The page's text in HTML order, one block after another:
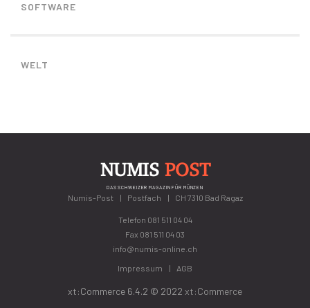
SOFTWARE
WELT
NUMIS POST
DAS SCHWEIZER MAGAZIN FÜR MÜNZEN
Numis-Post Postfach CH 7310 Bad Ragaz
Telefon 081 511 04 04
Fax 081 511 04 03
info@numis-online.ch
Impressum
AGB
xt:Commerce 6.4.2 © 2022 xt:Commerce